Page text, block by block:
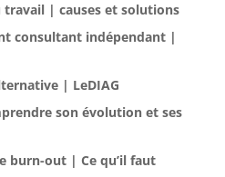
travail | causes et solutions
consultant indépendant |
| LeDIAG
son évolution et ses
burn-out | Ce qu’il faut